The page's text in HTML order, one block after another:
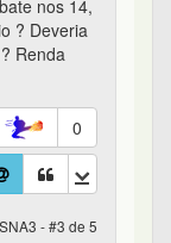
nos 14,
? Deveria
Renda
0
- #3 de 5